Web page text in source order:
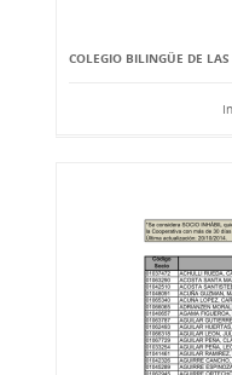
COLEGIO BILINGÜE DE